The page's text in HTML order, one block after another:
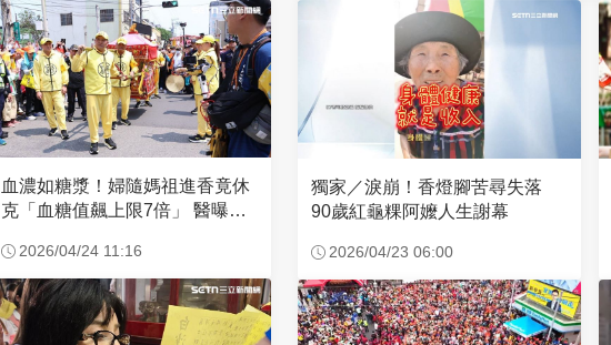
血濃如糖漿！婦隨媽祖進香竟休
克「血糖值飆上限7倍」 醫曝原
2026/04/24 11:16
獨家／淚崩！香燈腳苦尋失落
90歲紅龜粿阿嬤人生謝幕
2026/04/23 06:00